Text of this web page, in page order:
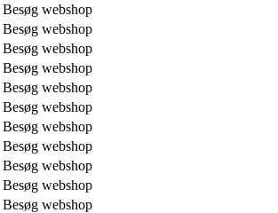
Besøg webshop
Besøg webshop
Besøg webshop
Besøg webshop
Besøg webshop
Besøg webshop
Besøg webshop
Besøg webshop
Besøg webshop
Besøg webshop
Besøg webshop